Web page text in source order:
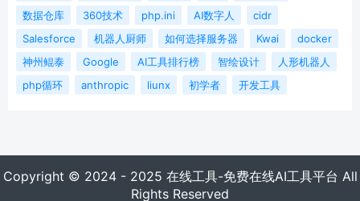
数据仓库
360技术 php.ini AI数字人
cidr
Salesforce
机器人厨师 如何选择服务器 Kwai
docker
神州鲲泰
Google AI工具排行榜 智绘设计
人形机器人
php循环
anthropic liunx 初学者 开发工具
Copyright © 2024 - 2025 在线工具-免费在线AI工具平台 All
Rights Reserved